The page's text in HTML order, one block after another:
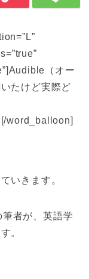
（オー
たけど実際ど
word_balloon]
いきます。
者が、英語学
。